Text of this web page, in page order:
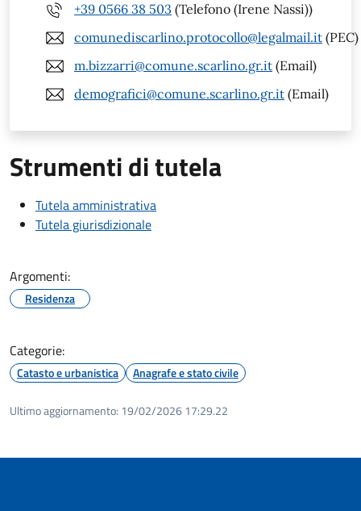
+39 0566 38 503 (Telefono (Irene Nassi))
comunediscarlino.protocollo@legalmail.it (PEC)
m.bizzarri@comune.scarlino.gr.it (Email)
demografici@comune.scarlino.gr.it (Email)
Strumenti di tutela
Tutela amministrativa
Tutela giurisdizionale
Argomenti:
Residenza
Categorie:
Catasto e urbanistica Anagrafe e stato civile
Ultimo aggiornamento: 19/02/2026 17:29.22